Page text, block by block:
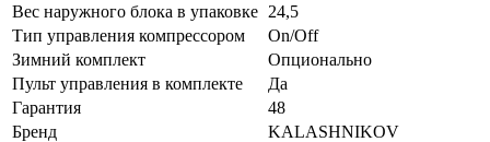
Вес наружного блока в упаковке 24,5
Тип управления компрессором
On/Off
Зимний комплект
Опционально
Пульт управления в комплекте
Да
Гарантия
48
Бренд
KALASHNIKOV